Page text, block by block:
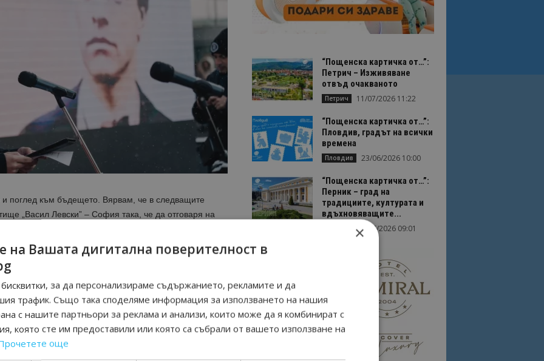
поглед към бъдещето. Вярвам, че в следващите
„Васил Левски” – София така, че да отговаря на
заместник министър-председателят и министър на
по време на церемонията по наименуване на
– София.
“Пощенска картичка от…”:
Петрич – Изживяване
отвъд очакваното
Петрич 11/07/2026 11:22
“Пощенска картичка от…”:
Пловдив, градът на всички
времена
Пловдив 23/06/2026 10:00
“Пощенска картичка от…”:
Перник – град на
традициите, културата и
вдъхновяващите...
17/06/2026 09:01
×
на Вашата дигитална поверителност в
за да персонализираме съдържанието, рекламите и да
трафик. Също така споделяме информация за използването на нашия
с нашите партньори за реклама и анализи, които може да я комбинират с
която сте им предоставили или която са събрали от вашето използване на
още